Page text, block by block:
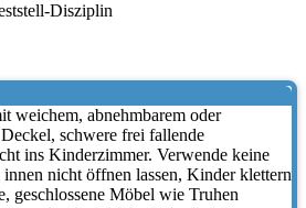
Disziplin
weichem, abnehmbarem oder
schwere frei fallende
ins Kinderzimmer. Verwende keine
nicht öffnen lassen, Kinder klettern
geschlossene Möbel wie Truhen